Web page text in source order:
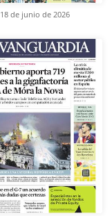
18 de junio de 2026